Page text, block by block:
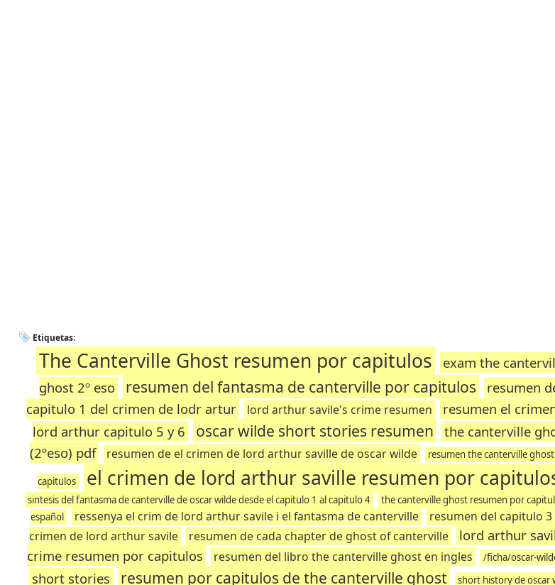
Etiquetas:
The Canterville Ghost resumen por capitulos
exam the
ghost 2º eso
resumen del fantasma de canterville por capitulos
resumen
capitulo 1 del crimen de lodr artur
lord arthur savile's crime resumen
resumen el
lord arthur capitulo 5 y 6
oscar wilde short stories resumen
the canterville
(2ºeso) pdf
resumen de el crimen de lord arthur saville de oscar wilde resumen the canterville
capitulos el crimen de lord arthur saville resumen por
sintesis del fantasma de canterville de oscar wilde desde el capitulo 1 al capitulo 4
the canterville ghost resumen por
español
ressenya el crim de lord arthur savile i el fantasma de canterville
resumen del capitulo 3
crimen de lord arthur savile
resumen de cada chapter de ghost of canterville
lord arthur
crime resumen por capitulos
resumen del libro the canterville ghost en ingles /ficha/oscar-
short stories resumen por capitulos de the canterville ghost short history de oscar